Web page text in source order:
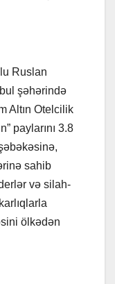
Ruslan
şəhərində
Altın Otelcilik
paylarını 3.8
sahib
və silah-
ölkədən